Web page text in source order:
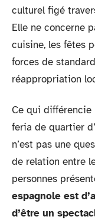
culturel figé
Elle ne concerne
cuisine, les fêtes
forces de
réappropriation
Ce qui différencie
feria de quartier
n’est pas une
de relation entre
personnes
espagnole est
d’être un